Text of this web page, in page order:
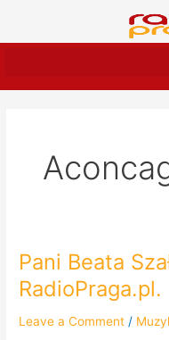
Pani Beata
RadioPraga.pl.
Leave a Comment /
Pani
Beata
Szałwińska
w